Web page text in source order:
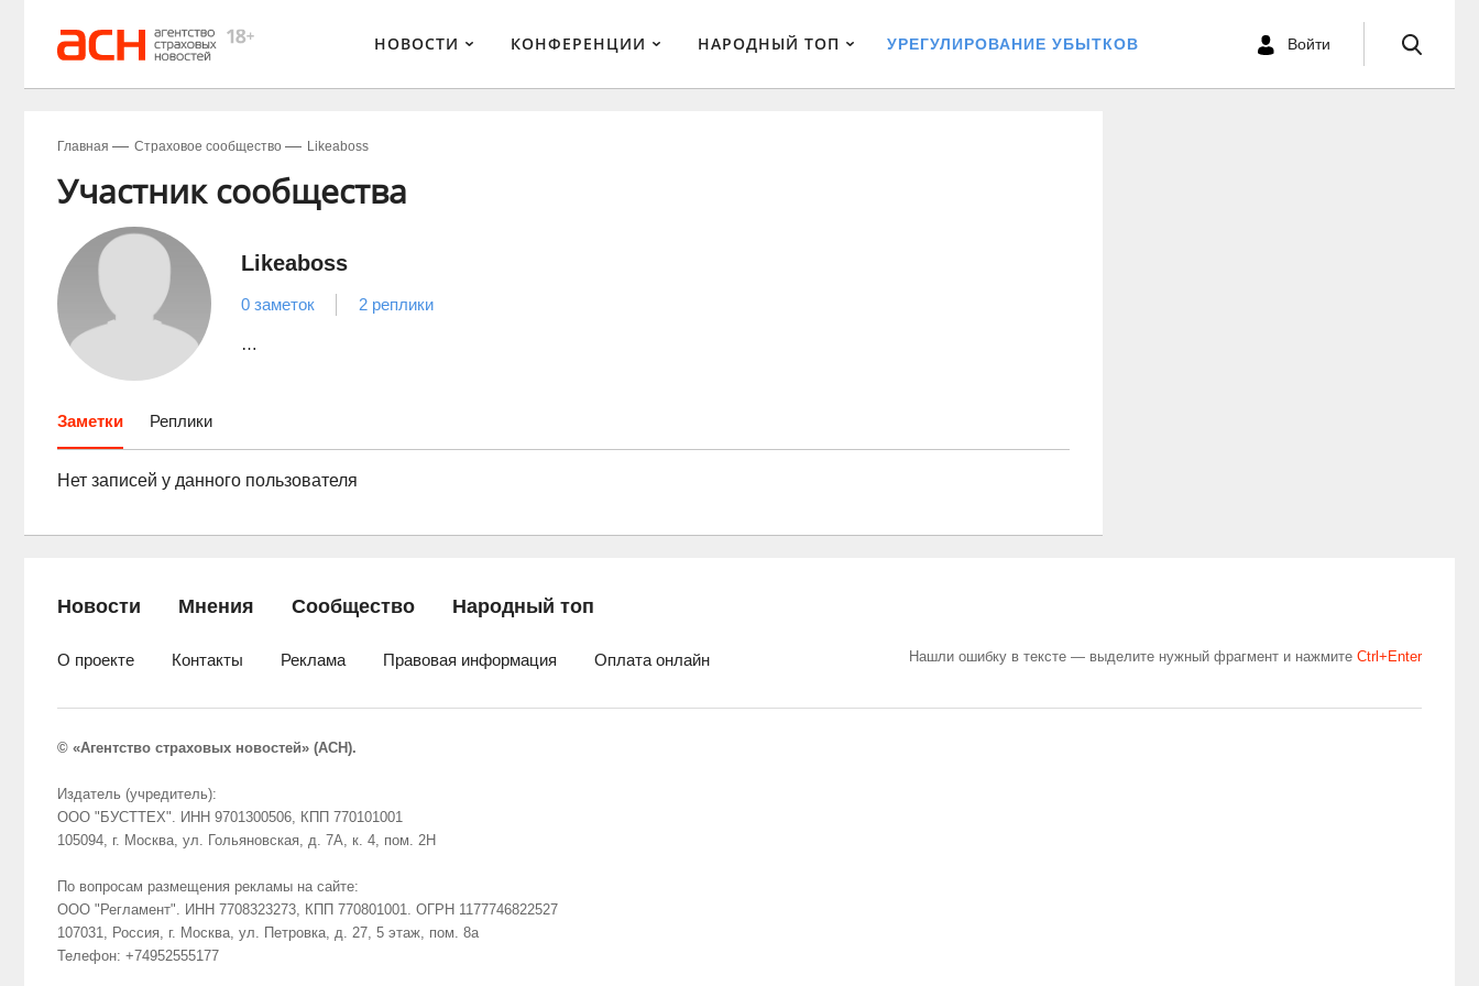
НОВОСТИ КОНФЕРЕНЦИИ НАРОДНЫЙ ТОП УРЕГУЛИРОВАНИЕ УБЫТКОВ Войти
Главная Страховое сообщество Likeaboss
Участник сообщества
Likeaboss
0 заметок 2 реплики
…
Заметки Реплики
Нет записей у данного пользователя
Новости Мнения Сообщество Народный топ
О проекте Контакты Реклама Правовая информация Оплата онлайн Нашли ошибку в тексте — выделите нужный фрагмент и нажмите Сtrl+Enter
© «Агентство страховых новостей» (АСН).
Издатель (учредитель):
ООО "БУСТТЕХ". ИНН 9701300506, КПП 770101001
105094, г. Москва, ул. Гольяновская, д. 7А, к. 4, пом. 2Н
По вопросам размещения рекламы на сайте:
ООО "Регламент". ИНН 7708323273, КПП 770801001. ОГРН 1177746822527
107031, Россия, г. Москва, ул. Петровка, д. 27, 5 этаж, пом. 8а
Телефон: +74952555177